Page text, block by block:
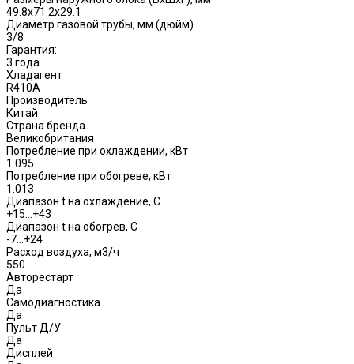
49.8x71.2x29.1
Диаметр газовой трубы, мм (дюйм)
3/8
Гарантия:
3 года
Хладагент
R410A
Производитель
Китай
Страна бренда
Великобритания
Потребление при охлаждении, кВт
1.095
Потребление при обогреве, кВт
1.013
Диапазон t на охлаждение, С
+15…+43
Диапазон t на обогрев, С
-7…+24
Расход воздуха, м3/ч
550
Авторестарт
Да
Самодиагностика
Да
Пульт Д/У
Да
Дисплей